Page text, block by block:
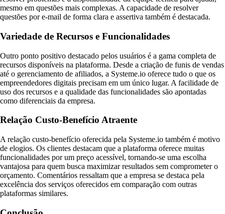
mesmo em questões mais complexas. A capacidade de resolver
questões por e-mail de forma clara e assertiva também é destacada.
Variedade de Recursos e Funcionalidades
Outro ponto positivo destacado pelos usuários é a gama completa de
recursos disponíveis na plataforma. Desde a criação de funis de vendas
até o gerenciamento de afiliados, a Systeme.io oferece tudo o que os
empreendedores digitais precisam em um único lugar. A facilidade de
uso dos recursos e a qualidade das funcionalidades são apontadas
como diferenciais da empresa.
Relação Custo-Benefício Atraente
A relação custo-benefício oferecida pela Systeme.io também é motivo
de elogios. Os clientes destacam que a plataforma oferece muitas
funcionalidades por um preço acessível, tornando-se uma escolha
vantajosa para quem busca maximizar resultados sem comprometer o
orçamento. Comentários ressaltam que a empresa se destaca pela
excelência dos serviços oferecidos em comparação com outras
plataformas similares.